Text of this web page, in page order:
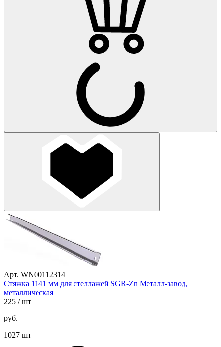
Арт. WN00112314
Стяжка 1141 мм для стеллажей SGR-Zn Металл-завод,
металлическая
225 / шт
руб.
1027 шт